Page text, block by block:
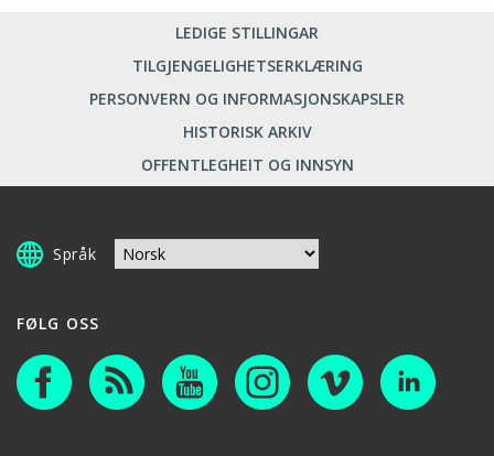
LEDIGE STILLINGAR
TILGJENGELIGHETSERKLÆRING
PERSONVERN OG INFORMASJONSKAPSLER
HISTORISK ARKIV
OFFENTLEGHEIT OG INNSYN
Språk
FØLG OSS